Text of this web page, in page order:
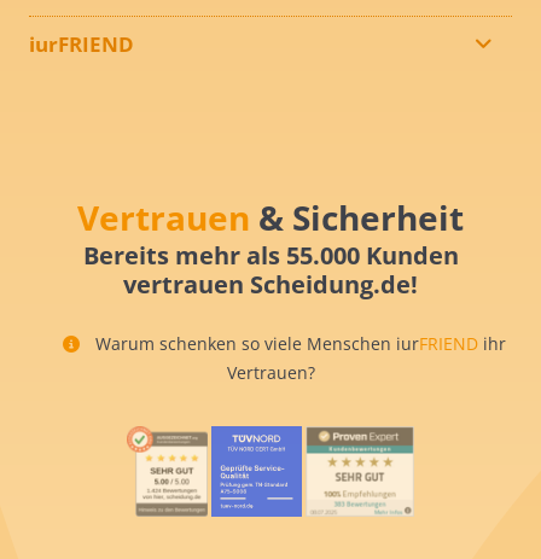
iurFRIEND
Vertrauen & Sicherheit
Bereits mehr als 55.000 Kunden
vertrauen Scheidung.de!
Warum schenken so viele Menschen iurFRIEND ihr
Vertrauen?